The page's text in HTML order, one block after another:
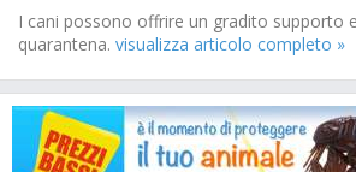
I cani possono offrire un gradito supporto
quarantena. visualizza articolo completo »